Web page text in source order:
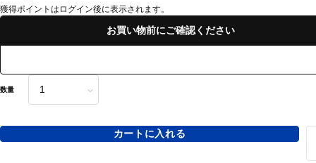
獲得ポイントはログイン後に表示されます。
お買い物前にご確認ください
数量
カートに入れる